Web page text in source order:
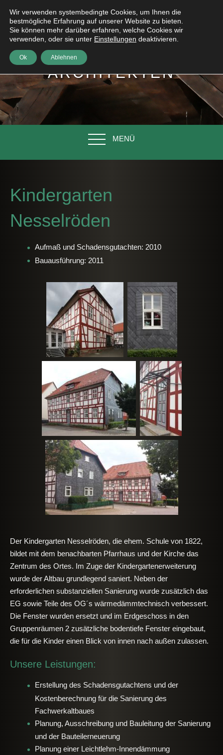
HÖNIG
ARCHITEKTEN
MENÜ
Kindergarten
Nesselröden
Aufmaß und Schadensgutachten: 2010
Bauausführung: 2011
Der Kindergarten Nesselröden, die ehem. Schule von 1822,
bildet mit dem benachbarten Pfarrhaus und der Kirche das
Zentrum des Ortes. Im Zuge der Kindergartenerweiterung
wurde der Altbau grundlegend saniert. Neben der
erforderlichen substanziellen Sanierung wurde zusätzlich das
EG sowie Teile des OG´s wärmedämmtechnisch verbessert.
Die Fenster wurden ersetzt und im Erdgeschoss in den
Gruppenräumen 2 zusätzliche bodentiefe Fenster eingebaut,
die für die Kinder einen Blick von innen nach außen zulassen.
Unsere Leistungen:
Erstellung des Schadensgutachtens und der
Kostenberechnung für die Sanierung des
Fachwerkaltbaues
Planung, Ausschreibung und Bauleitung der Sanierung
und der Bauteilerneuerung
Planung einer Leichtlehm-Innendämmung
Wir verwenden systembedingte Cookies, um Ihnen die
bestmögliche Erfahrung auf unserer Website zu bieten.
Sie können mehr darüber erfahren, welche Cookies wir
verwenden, oder sie unter Einstellungen deaktivieren.
Ok Ablehnen